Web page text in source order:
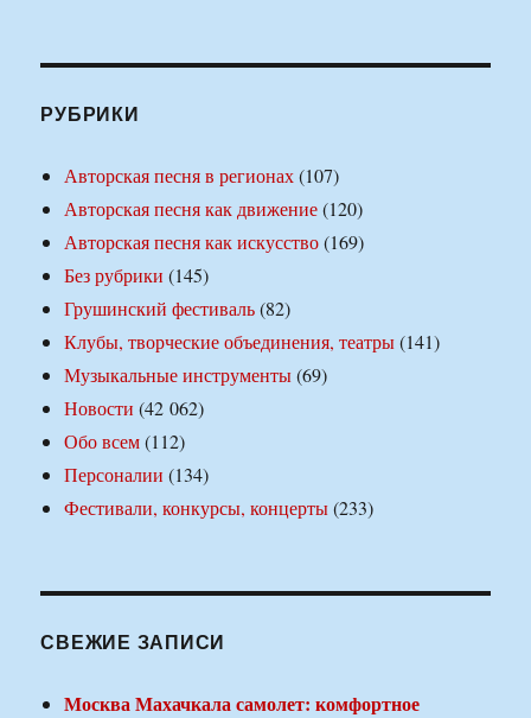
РУБРИКИ
Авторская песня в регионах(107)
Авторская песня как движение(120)
Авторская песня как искусство(169)
Без рубрики (145)
Грушинский фестиваль(82)
Клубы, творческие объединения, театры(141)
Музыкальные инструменты(69)
Новости (42 062)
Обо всем(112)
Персоналии (134)
Фестивали, конкурсы, концерты(233)
СВЕЖИЕ ЗАПИСИ
Москва Махачкала самолет: комфортное